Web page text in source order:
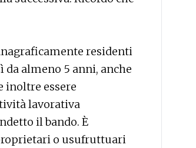
residenti
almeno 5 anni, anche
inoltre essere
lavorativa
il bando. È
o usufruttuari